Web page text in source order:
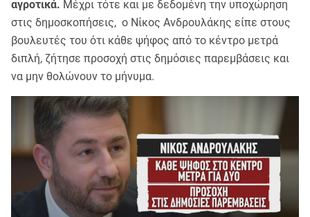
αγροτικά. Μέχρι τότε και με δεδομένη την υποχώρηση
στις δημοσκοπήσεις, ο Νίκος Ανδρουλάκης είπε στους
βουλευτές του ότι κάθε ψήφος από το κέντρο μετρά
διπλή, ζήτησε προσοχή στις δημόσιες παρεμβάσεις και
να μην θολώνουν το μήνυμα.